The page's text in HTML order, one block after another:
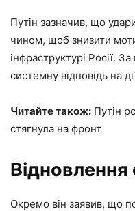
Путін зазначив, що
чином, щоб знизити
інфраструктурі Росії.
системну відповідь на
Читайте також: Путін
стягнула на фронт
Відновлення
Окремо він заявив, що